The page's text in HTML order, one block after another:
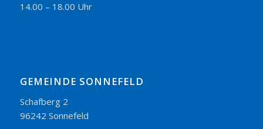
14.00 – 18.00 Uhr
GEMEINDE SONNEFELD
Schafberg 2
96242 Sonnefeld